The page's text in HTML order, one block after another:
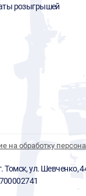
розыгрышей
на обработку
Томск, ул. Шевченко,